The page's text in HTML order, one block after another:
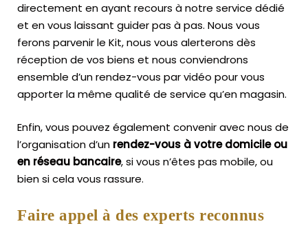
directement en ayant recours à notre service dédié
et en vous laissant guider pas à pas. Nous vous
ferons parvenir le Kit, nous vous alerterons dès
réception de vos biens et nous conviendrons
ensemble d’un rendez-vous par vidéo pour vous
apporter la même qualité de service qu’en magasin.
Enfin, vous pouvez également convenir avec nous de
l’organisation d’un rendez-vous à votre domicile ou
en réseau bancaire, si vous n’êtes pas mobile, ou
bien si cela vous rassure.
Faire appel à des experts reconnus